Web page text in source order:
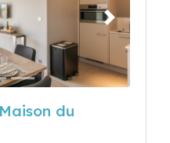
Suivant
du